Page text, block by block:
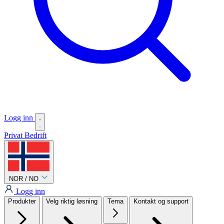
Logg inn
Privat Bedrift
NOR / NO
Logg inn
Produkter Velg riktig løsning Tema Kontakt og support